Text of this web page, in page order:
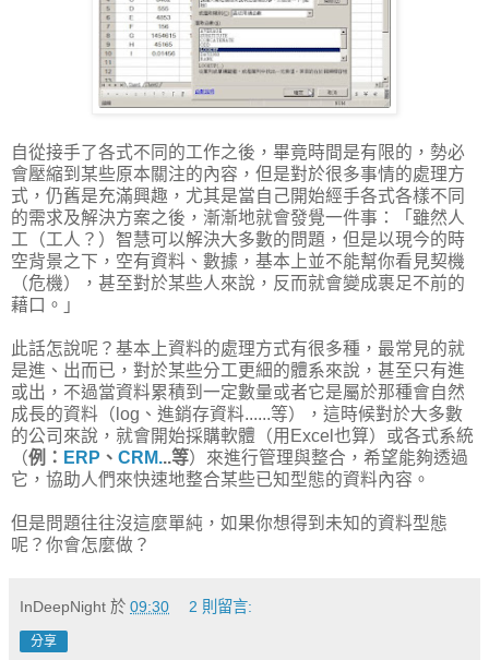
自從接手了各式不同的工作之後，畢竟時間是有限的，勢必
會壓縮到某些原本關注的內容，但是對於很多事情的處理方
式，仍舊是充滿興趣，尤其是當自己開始經手各式各樣不同
的需求及解決方案之後，漸漸地就會發覺一件事：「雖然人
工（工人？）智慧可以解決大多數的問題，但是以現今的時
空背景之下，空有資料、數據，基本上並不能幫你看見契機
（危機），甚至對於某些人來說，反而就會變成裹足不前的
藉口。」
此話怎說呢？基本上資料的處理方式有很多種，最常見的就
是進、出而已，對於某些分工更細的體系來說，甚至只有進
或出，不過當資料累積到一定數量或者它是屬於那種會自然
成長的資料（log、進銷存資料......等），這時候對於大多數
的公司來說，就會開始採購軟體（用Excel也算）或各式系統
（例： ERP 、 CRM...等）來進行管理與整合，希望能夠透過
它，協助人們來快速地整合某些已知型態的資料內容。
但是問題往往沒這麼單純，如果你想得到未知的資料型態
呢？你會怎麼做？
InDeepNight 於 09:30 2 則留言:
分享